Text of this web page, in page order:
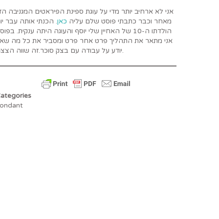
אני לא ארחיב יותר מדי על עוגת ספינת הפיראטים המגניבה
מאחר וכבר כתבתי פוסט שלם עליה כאן. הכנתי אותה עבר
הולדתו ה-10 של האחיין שלי יוסף והעוגה היתה ענקית.
אני מתאר את התהליך פרט אחר פרט ומסביר את כל מה
יודע על עבודה עם בצק סוכר.זה שווה הצצה.